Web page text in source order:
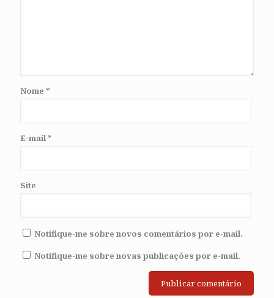
Nome *
E-mail*
Site
Notifique-me sobre novos comentários por e-mail.
Notifique-me sobre novas publicações por e-mail.